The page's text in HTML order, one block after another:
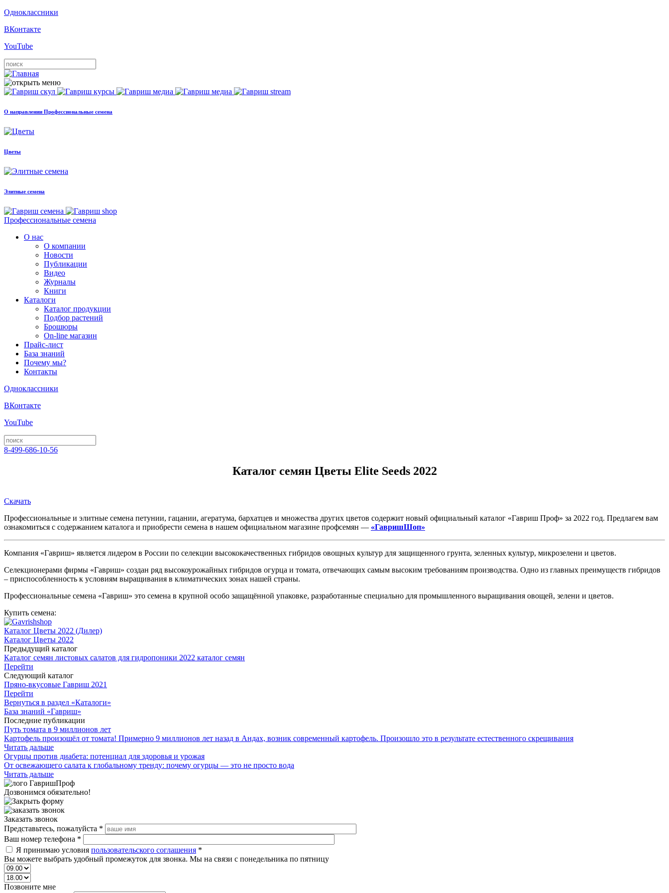
Одноклассники
ВКонтакте
YouTube
О направлении Профессиональные семена
Цветы
Элитные семена
Профессиональные семена
О нас
О компании
Новости
Публикации
Видео
Журналы
Книги
Каталоги
Каталог продукции
Подбор растений
Брошюры
On-line магазин
Прайс-лист
База знаний
Почему мы?
Контакты
Одноклассники
ВКонтакте
YouTube
8-499-686-10-56
Каталог семян Цветы Elite Seeds 2022
Скачать
Профессиональные и элитные семена петунии, гацании, агератума, бархатцев и множества других цветов содержит новый официальный каталог «Гавриш Проф» за 2022 год. Предлагем вам
ознакомиться с содержанием каталога и приобрести семена в нашем официальном магазине профсемян — «ГавришШоп»
Компания «Гавриш» является лидером в России по селекции высококачественных гибридов овощных культур для защищенного грунта, зеленных культур, микрозелени и цветов.
Селекционерами фирмы «Гавриш» создан ряд высокоурожайных гибридов огурца и томата, отвечающих самым высоким требованиям производства. Одно из главных преимуществ гибридов
– приспособленность к условиям выращивания в климатических зонах нашей страны.
Профессиональные семена «Гавриш» это семена в крупной особо защащённой упаковке, разработанные специально для промышленного выращивания овощей, зелени и цветов.
Купить семена:
Каталог Цветы 2022 (Дилер)
Каталог Цветы 2022
Предыдущий каталог
Каталог семян листовых салатов для гидропоники 2022 каталог семян
Перейти
Следующий каталог
Пряно-вкусовые Гавриш 2021
Перейти
Вернуться в раздел «Каталоги»
База знаний «Гавриш»
Последние публикации
Путь томата в 9 миллионов лет
Картофель произошёл от томата! Примерно 9 миллионов лет назад в Андах, возник современный картофель. Произошло это в результате естественного скрещивания
Читать дальше
Огурцы против диабета: потенциал для здоровья и урожая
От освежающего салата к глобальному тренду: почему огурцы — это не просто вода
Читать дальше
Дозвонимся обязательно!
Заказать звонок
Представьтесь, пожалуйста *
Ваш номер телефона *
Я принимаю условия пользовательского соглашения *
Вы можете выбрать удобный промежуток для звонка. Мы на связи с понедельника по пятницу
Позвоните мне